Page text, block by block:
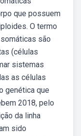
que possuem
O termo
são
(células
sistemas
as células
genética que
2018, pelo
da linha
sido